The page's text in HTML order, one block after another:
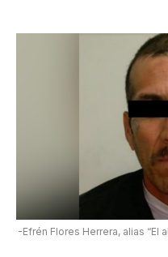
-Efrén Flores Herrera, alias “El